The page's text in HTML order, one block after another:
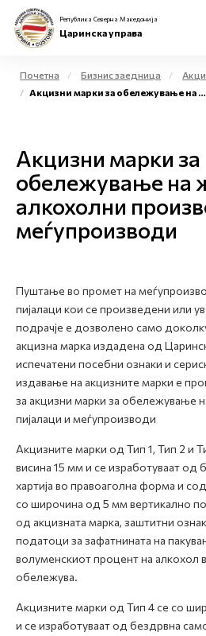
Физички лица
Бизнис заедница
Е-Царина
Контакт
Е-Весник
Република Северна Македонија
Царинска управа
Почетна Бизнис заедница
Акцизни марки за обележување на жестоки алкохолни производи и меѓупроизводи
Акцизни марки за
обележување на
алкохолни
меѓупроизводи
Пуштање во промет на
пијалаци кои се произведени или
подрачје е дозволено само
акцизна марка издадена од
испечатени посебни ознаки и
издавање на акцизните марки е
за акцизни марки за обележување
пијалаци и меѓупроизводи
Акцизните марки од Тип 1, Тип 2 и
висина 15 мм и се изработуваат од
хартија во правоаголна форма и
со широчина од 5 мм вертикално
од акцизната марка, заштитни
податоци за зафатнината на
волуменскиот процент на алкохол
обележува.
Акцизните марки од Тип 4 се со
и се изработуваат од бездрвна